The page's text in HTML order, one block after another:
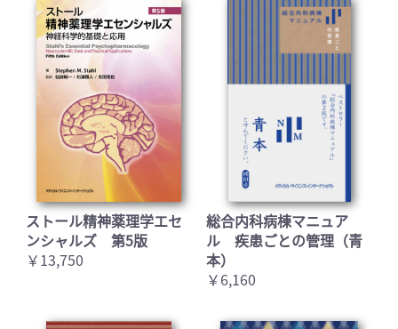
ストール精神薬理学エセ
ンシャルズ 第5版
￥13,750
総合内科病棟マニュア
ル 疾患ごとの管理（青
本）
￥6,160